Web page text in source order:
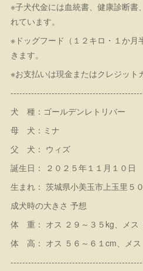
※子犬代金には血統書、健康診断書
れています。
※ドッグフード（１２キロ・１か月
きます。
※お支払いは現金またはクレジット
犬 種：ゴールデンレトリバー
母 犬：ミナ
父 犬： ウィズ
誕生日： ２０２５年１１月１０日
生まれ： 茨城県小美玉市上玉里５
成犬時の大きさ 予想
体 重： オス ２９～３５kg、メス
体 高： オス ５６～６１cm、メス